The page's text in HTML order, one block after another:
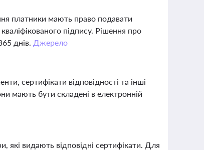
платники мають право подавати
підпису. Рішення про
днів. Джерело
сертифікати відповідності та інші
мають бути складені в електронній
які видають відповідні сертифікати. Для